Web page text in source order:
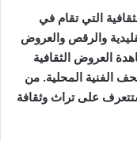
التي تقام في
والرقص والعروض
العروض الثقافية
الفنية المحلية. من
على تراث وثقافة